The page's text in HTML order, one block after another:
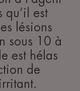
qu’il est
lésions
sous 10 à
est hélas
de